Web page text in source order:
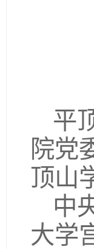
平
院党
顶山
中
大学